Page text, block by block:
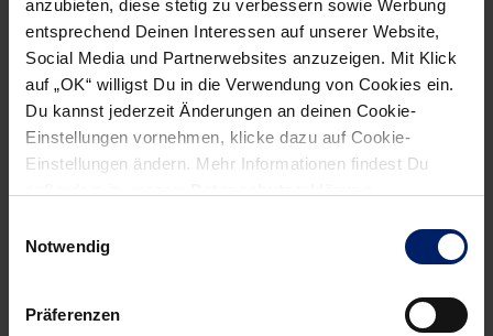
anzubieten, diese stetig zu verbessern sowie Werbung
entsprechend Deinen Interessen auf unserer Website,
Social Media und Partnerwebsites anzuzeigen. Mit Klick
auf „OK“ willigst Du in die Verwendung von Cookies ein.
Du kannst jederzeit Änderungen an deinen Cookie-
Einstellungen vornehmen, klicke dazu auf Cookie-
Einstellungen ändern. Mehr Informationen findest Du
Notwendig
Präferenzen
Aufsteiger Eintracht Hagen das 31:20 (52.) macht, ist der
deutsche Auftaktsieg endgültig eingesackt.
Weiter geht es für das DHB-Junioren-Team bereits am
Freitag, 16.30 Uhr. Dann ist Norwegen der Gegner, das
früher am Tag Dänemark 19:29 unterlag. Die Partie kann
unter anderem auf sportdeutschland.tv im Livestream
Hauptrunde als einer der beiden Gruppenbesten ziemlich